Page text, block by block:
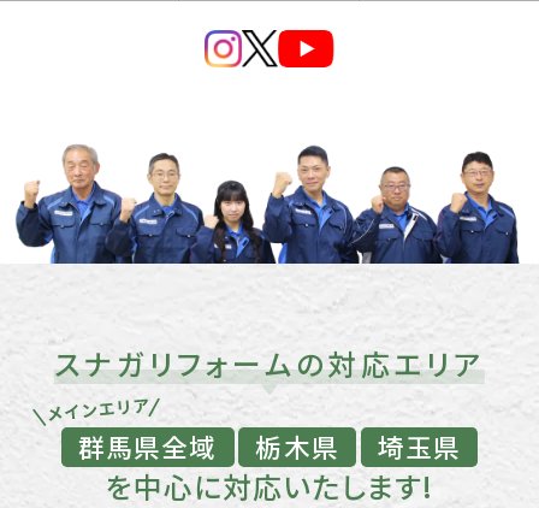
スナガリフォームの対応エリア
群馬県全域 栃木県 埼玉県
を中心に対応いたします!